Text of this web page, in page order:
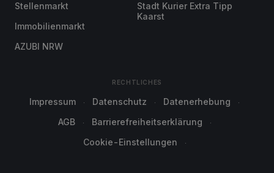
Stellenmarkt
Immobilienmarkt
AZUBI NRW
Stadt Kurier Extra Tipp
Kaarst
RECHTLICHES
Impressum Datenschutz
Datenerhebung
AGB
Barrierefreiheitserklärung
Cookie-Einstellungen